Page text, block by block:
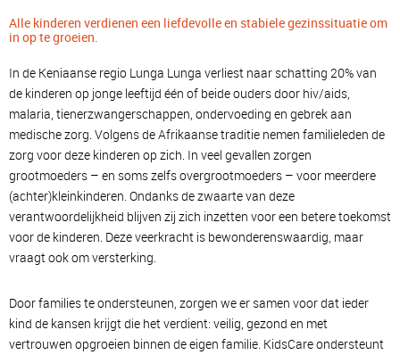
Alle kinderen verdienen een liefdevolle en stabiele gezinssituatie om
in op te groeien.
In de Keniaanse regio Lunga Lunga verliest naar schatting 20% van
de kinderen op jonge leeftijd één of beide ouders door hiv/aids,
malaria, tienerzwangerschappen, ondervoeding en gebrek aan
medische zorg. Volgens de Afrikaanse traditie nemen familieleden de
zorg voor deze kinderen op zich. In veel gevallen zorgen
grootmoeders – en soms zelfs overgrootmoeders – voor meerdere
(achter)kleinkinderen. Ondanks de zwaarte van deze
verantwoordelijkheid blijven zij zich inzetten voor een betere toekomst
voor de kinderen. Deze veerkracht is bewonderenswaardig, maar
vraagt ook om versterking.
Door families te ondersteunen, zorgen we er samen voor dat ieder
kind de kansen krijgt die het verdient: veilig, gezond en met
vertrouwen opgroeien binnen de eigen familie. KidsCare ondersteunt